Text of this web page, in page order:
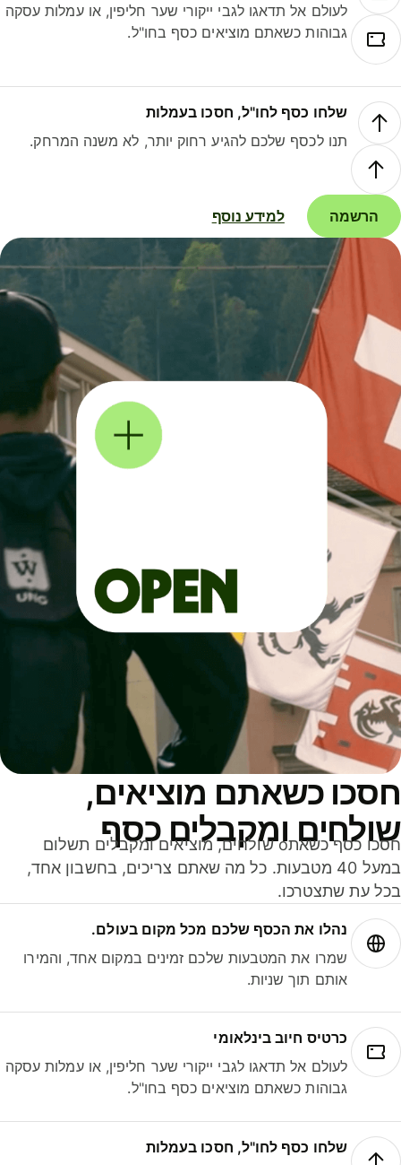
לעולם אל תדאגו לגבי ייקורי שער חליפין, או עמלות עסקה
גבוהות כשאתם מוציאים כסף בחו"ל.
שלחו כסף לחו"ל, חסכו בעמלות
תנו לכסף שלכם להגיע רחוק יותר, לא משנה המרחק.
הרשמה למידע נוסף
כשאתם מוציאים,
ומקבלים כסף
חסכו כסף כשאתo שולחים, מוציאים ומקבלים תשלום
במעל 40 מטבעות. כל מה שאתם צריכים, בחשבון אחד,
עת שתצטרכו.
נהלו את הכסף שלכם מכל מקום בעולם.
שמרו את המטבעות שלכם זמינים במקום אחד, והמירו
אותם תוך שניות.
כרטיס חיוב בינלאומי
לעולם אל תדאגו לגבי ייקורי שער חליפין, או עמלות עסקה
גבוהות כשאתם מוציאים כסף בחו"ל.
שלחו כסף לחו"ל, חסכו בעמלות